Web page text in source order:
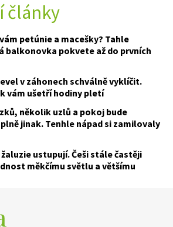
články
petúnie a macešky? Tahle
balkonovka pokvete až do prvních
v záhonech schválně vyklíčit.
vám ušetří hodiny pletí
několik uzlů a pokoj bude
jinak. Tenhle nápad si zamilovaly
ustupují. Češi stále častěji
měkčímu světlu a většímu